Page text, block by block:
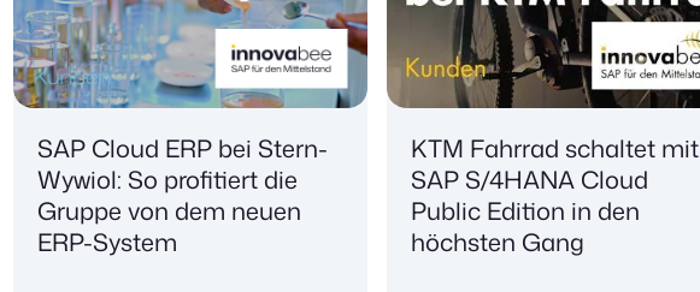
SAP Cloud ERP bei Stern-
Wywiol: So profitiert die
Gruppe von dem neuen
ERP-System
KTM Fahrrad schaltet mit
SAP S/4HANA Cloud
Public Edition in den
höchsten Gang